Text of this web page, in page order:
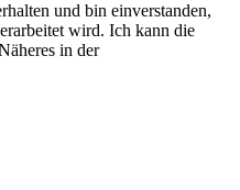
und bin einverstanden,
wird. Ich kann die
in der